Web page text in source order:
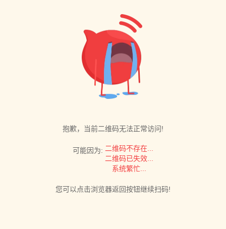
抱歉，当前二维码无法正常访问!
可能因为: 二维码不存在...
二维码已失效...
系统繁忙...
您可以点击浏览器返回按钮继续扫码!